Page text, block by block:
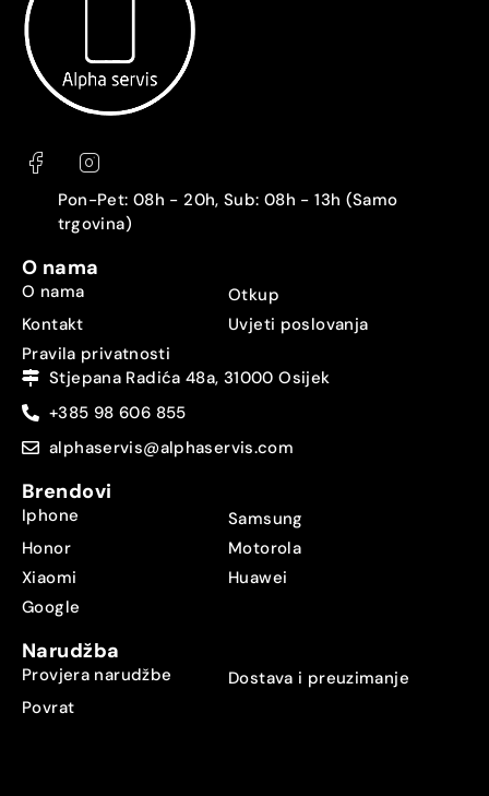
Pon-Pet: 08h - 20h, Sub: 08h - 13h (Samo
trgovina)
O nama
O nama
Otkup
Kontakt
Uvjeti poslovanja
Pravila privatnosti
Stjepana Radića 48a, 31000 Osijek
+385 98 606 855
alphaservis@alphaservis.com
Brendovi
Iphone
Samsung
Honor
Motorola
Xiaomi
Huawei
Google
Narudžba
Provjera narudžbe
Dostava i preuzimanje
Povrat